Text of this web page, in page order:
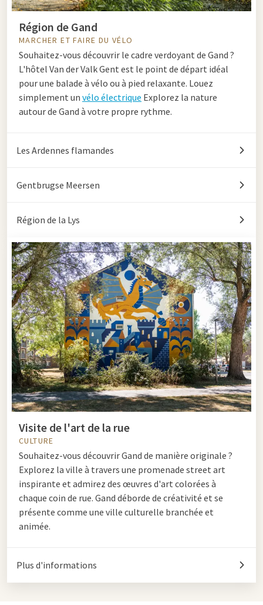
Région de Gand
MARCHER ET FAIRE DU VÉLO
Souhaitez-vous découvrir le cadre verdoyant de Gand ?
L'hôtel Van der Valk Gent est le point de départ idéal
pour une balade à vélo ou à pied relaxante. Louez
simplement un vélo électrique Explorez la nature
autour de Gand à votre propre rythme.
Les Ardennes flamandes
Gentbrugse Meersen
Région de la Lys
Visite de l'art de la rue
CULTURE
Souhaitez-vous découvrir Gand de manière originale ?
Explorez la ville à travers une promenade street art
inspirante et admirez des œuvres d'art colorées à
chaque coin de rue. Gand déborde de créativité et se
présente comme une ville culturelle branchée et
animée.
Plus d'informations